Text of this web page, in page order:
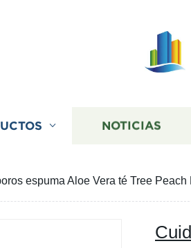
NOTICIAS
espuma Aloe Vera té Tree